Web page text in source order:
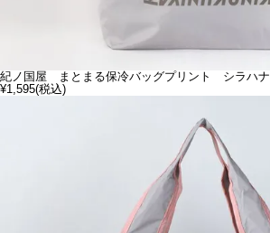
紀ノ国屋 まとまる保冷バッグプリント シラハナ
¥1,595(税込)